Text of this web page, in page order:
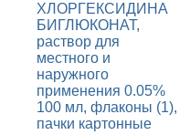
ХЛОРГЕКСИДИНА
БИГЛЮКОНАТ,
раствор для
местного и
наружного
применения 0.05%
100 мл, флаконы (1),
пачки картонные